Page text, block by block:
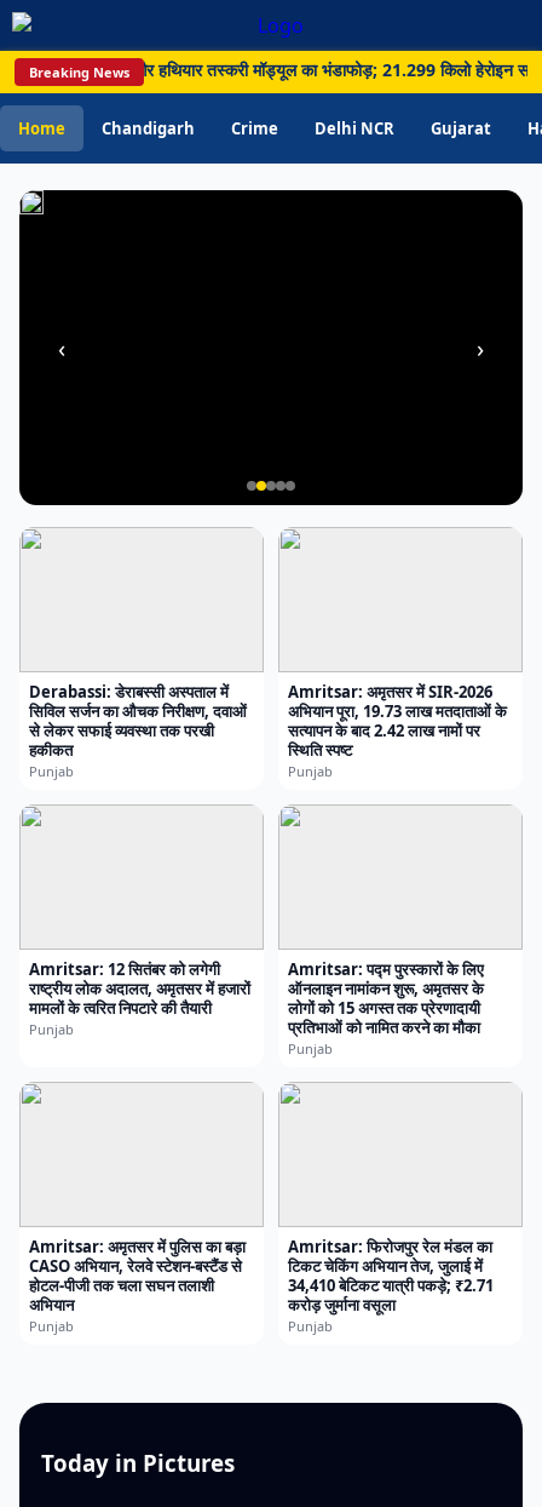
Breaking News
सीमा पार नशा और हथियार तस्करी मॉड्यूल का भंडाफोड़; 21.299 किलो हेरोइन
Home Chandigarh Crime Delhi NCR Gujarat
‹ ›
पानी;
विभाग
ने
बढ़ाई
जागरूकता
Derabassi: डेराबस्सी अस्पताल में
सिविल सर्जन का औचक निरीक्षण, दवाओं
से लेकर सफाई व्यवस्था तक परखी
हकीकत
Punjab
Amritsar: अमृतसर में SIR-2026
अभियान पूरा, 19.73 लाख मतदाताओं के
सत्यापन के बाद 2.42 लाख नामों पर
स्थिति स्पष्ट
Punjab
Amritsar: 12 सितंबर को लगेगी
राष्ट्रीय लोक अदालत, अमृतसर में हजारों
मामलों के त्वरित निपटारे की तैयारी
Punjab
Amritsar: पद्म पुरस्कारों के लिए
ऑनलाइन नामांकन शुरू, अमृतसर के
लोगों को 15 अगस्त तक प्रेरणादायी
प्रतिभाओं को नामित करने का मौका
Punjab
Amritsar: अमृतसर में पुलिस का बड़ा
CASO अभियान, रेलवे स्टेशन-बस्टैंड से
होटल-पीजी तक चला सघन तलाशी
अभियान
Punjab
Amritsar: फिरोजपुर रेल मंडल का
टिकट चेकिंग अभियान तेज, जुलाई में
34,410 बेटिकट यात्री पकड़े; ₹2.71
करोड़ जुर्माना वसूला
Punjab
Today in Pictures